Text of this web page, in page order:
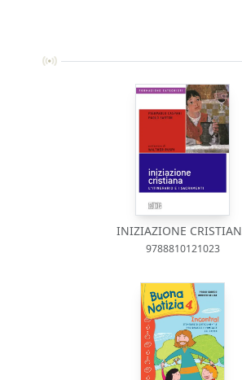
INIZIAZIONE
9788810121023